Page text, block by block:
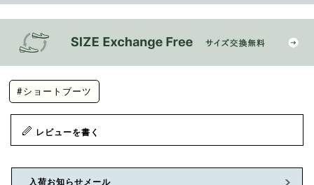
#ショートブーツ
レビューを書く
入荷お知らせメール